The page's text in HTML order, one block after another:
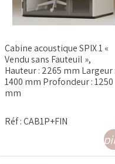
Cabine acoustique SPIX 1 «
Vendu sans Fauteuil »,
Hauteur : 2265 mm Largeur :
1400 mm Profondeur : 1250
mm
Réf : CAB1P+FIN